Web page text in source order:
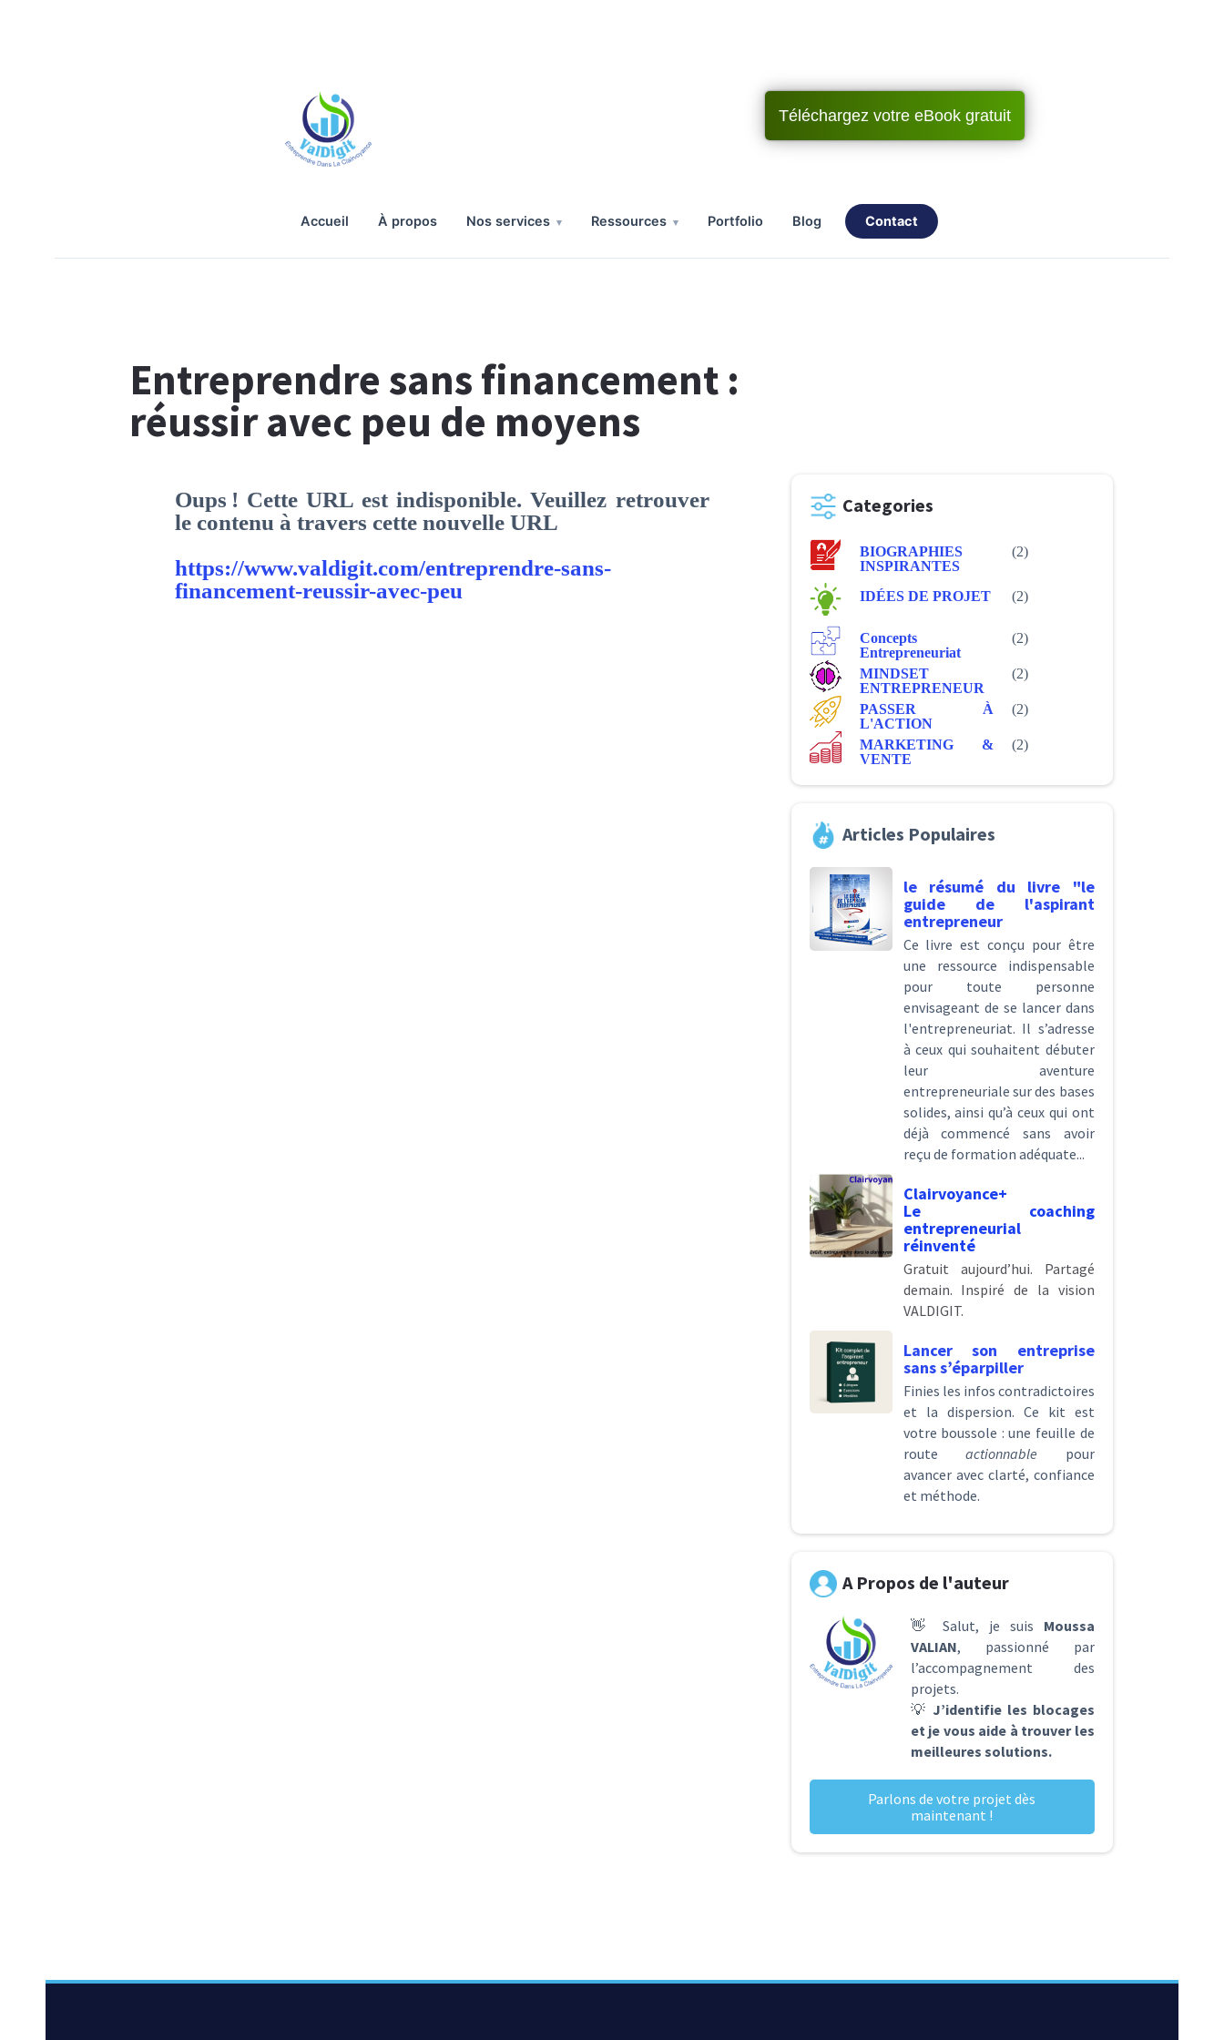
Téléchargez votre eBook gratuit
accueil à propos nos services ressources portfolio blog contact
Entreprendre sans financement :
réussir avec peu de moyens
Oups ! Cette URL est indisponible. Veuillez retrouver
le contenu à travers cette nouvelle URL
https://www.valdigit.com/entreprendre-sans-
financement-reussir-avec-peu
Categories
BIOGRAPHIES
INSPIRANTES
(2)
IDÉES DE PROJET (2)
Concepts
Entrepreneuriat
(2)
MINDSET
ENTREPRENEUR
(2)
PASSER À
L'ACTION
(2)
MARKETING &
VENTE
(2)
Articles Populaires
le résumé du livre "le
guide de l'aspirant
entrepreneur
Ce livre est conçu pour être
une ressource indispensable
pour toute personne
envisageant de se lancer dans
l'entrepreneuriat. Il s’adresse
à ceux qui souhaitent débuter
leur aventure
entrepreneuriale sur des bases
solides, ainsi qu’à ceux qui ont
déjà commencé sans avoir
reçu de formation adéquate...
Clairvoyance+
Le coaching
entrepreneurial
réinventé
Gratuit aujourd’hui. Partagé
demain. Inspiré de la vision
VALDIGIT.
Lancer son entreprise
sans s’éparpiller
Finies les infos contradictoires
et la dispersion. Ce kit est
votre boussole : une feuille de
routeactionnable pour
avancer avec clarté, confiance
et méthode.
A Propos de l'auteur
👋 Salut, je suis Moussa
VALIAN, passionné par
l’accompagnement des
projets.
💡 J’identifie les blocages
et je vous aide à trouver les
meilleures solutions.
Parlons de votre projet dès
maintenant !